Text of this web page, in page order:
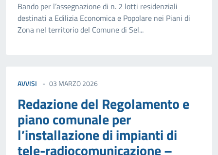
Bando per l’assegnazione di n. 2 lotti residenziali
destinati a Edilizia Economica e Popolare nei Piani di
Zona nel territorio del Comune di Sel...
AVVISI 03 MARZO 2026
Redazione del Regolamento e
piano comunale per
l’installazione di impianti di
tele-radiocomunicazione –